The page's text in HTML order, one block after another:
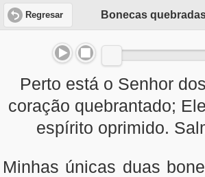
Regresar Bonecas
Perto está o Senhor
coração quebrantado;
espírito oprimido.
Minhas únicas duas